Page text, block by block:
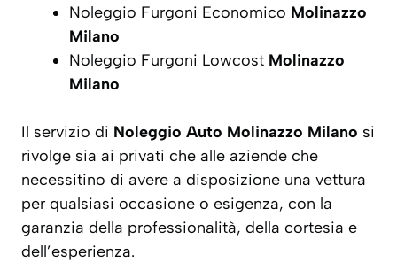
Noleggio Furgoni Economico Molinazzo
Milano
Noleggio Furgoni Lowcost Molinazzo
Milano
Il servizio di Noleggio Auto Molinazzo Milano si
rivolge sia ai privati che alle aziende che
necessitino di avere a disposizione una vettura
per qualsiasi occasione o esigenza, con la
garanzia della professionalità, della cortesia e
dell’esperienza.